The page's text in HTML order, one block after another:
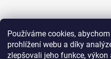
Používáme cookies,
prohlížení webu a díky
zlepšovali jeho funkce, výkon
Facebook